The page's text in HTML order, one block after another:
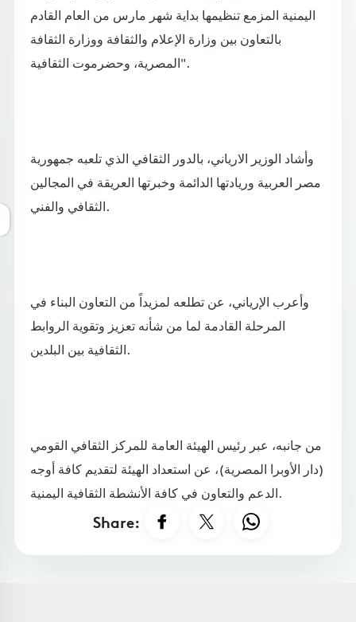
اليمنية المزمع تنظيمها بداية شهر مارس من العام القادم
بالتعاون بين وزارة الإعلام والثقافة ووزارة الثقافة
المصرية، وحضرموت الثقافية".
وأشاد الوزير الارياني، بالدور الثقافي الذي تلعبه جمهورية
مصر العربية وريادتها الدائمة وخبرتها العريقة في المجالين
الثقافي والفني.
وأعرب الإرياني، عن تطلعه لمزيداً من التعاون البناء في
المرحلة القادمة لما من شأنه تعزيز وتقوية الروابط
الثقافية بين البلدين.
من جانبه، عبر رئيس الهيئة العامة للمركز الثقافي القومي
(دار الأوبرا المصرية)، عن استعداد الهيئة لتقديم كافة أوجه
الدعم والتعاون في كافة الأنشطة الثقافية اليمنية.
Share: